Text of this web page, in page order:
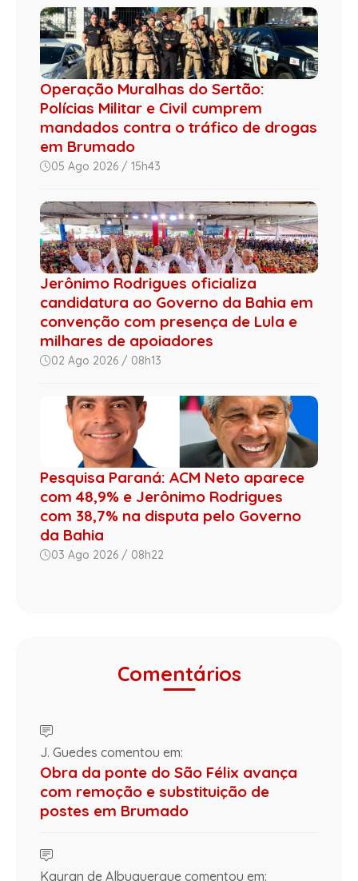
Operação Muralhas do Sertão:
Polícias Militar e Civil cumprem
mandados contra o tráfico de drogas
em Brumado
05 Ago 2026 / 15h43
Jerônimo Rodrigues oficializa
candidatura ao Governo da Bahia em
convenção com presença de Lula e
milhares de apoiadores
02 Ago 2026 / 08h13
Pesquisa Paraná: ACM Neto aparece
com 48,9% e Jerônimo Rodrigues
com 38,7% na disputa pelo Governo
da Bahia
03 Ago 2026 / 08h22
Comentários
J. Guedes comentou em:
Obra da ponte do São Félix avança
com remoção e substituição de
postes em Brumado
Kayran de Albuquerque comentou em: